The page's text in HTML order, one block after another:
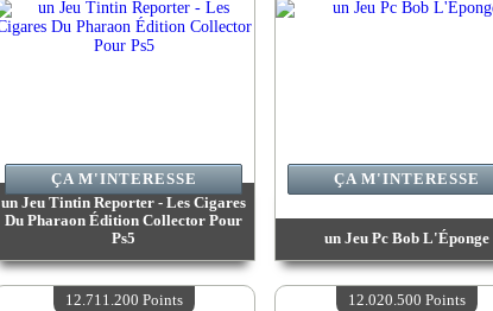
un Jeu Tintin Reporter - Les Cigares
Du Pharaon Édition Collector Pour
Ps5
Valeur :16 856 000 Points
Quantité Disponible :4
ÇA M'INTERESSE
un Jeu Pc Bob L'Éponge
Valeur :14 974 700 Points
Quantité Disponible :4
ÇA M'INTERESSE
12.711.200 Points 12.020.500 Points